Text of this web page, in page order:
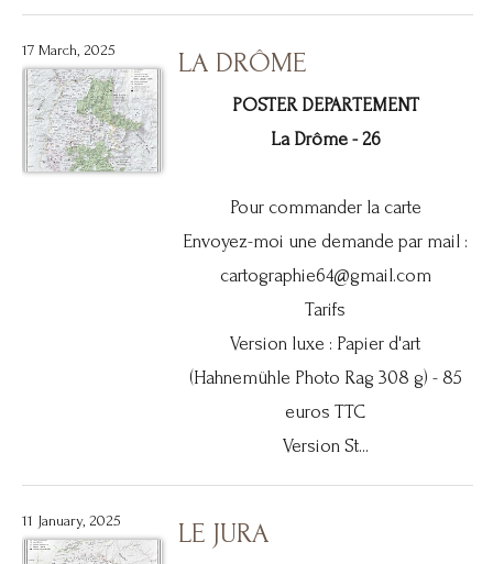
17 March, 2025 LA DRÔME
POSTER DEPARTEMENT
La Drôme - 26
Pour commander la carte
Envoyez-moi une demande par mail :
cartographie64@gmail.com
Tarifs
Version luxe : Papier d'art
(Hahnemühle Photo Rag 308 g) - 85
euros TTC
Version St...
11 January, 2025 LE JURA